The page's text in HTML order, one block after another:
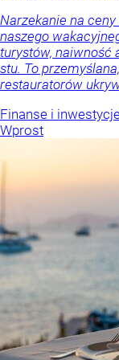
Narzekanie na
naszego
turystów, naiwność
stu. To
restauratorów
Finanse i
Wprost